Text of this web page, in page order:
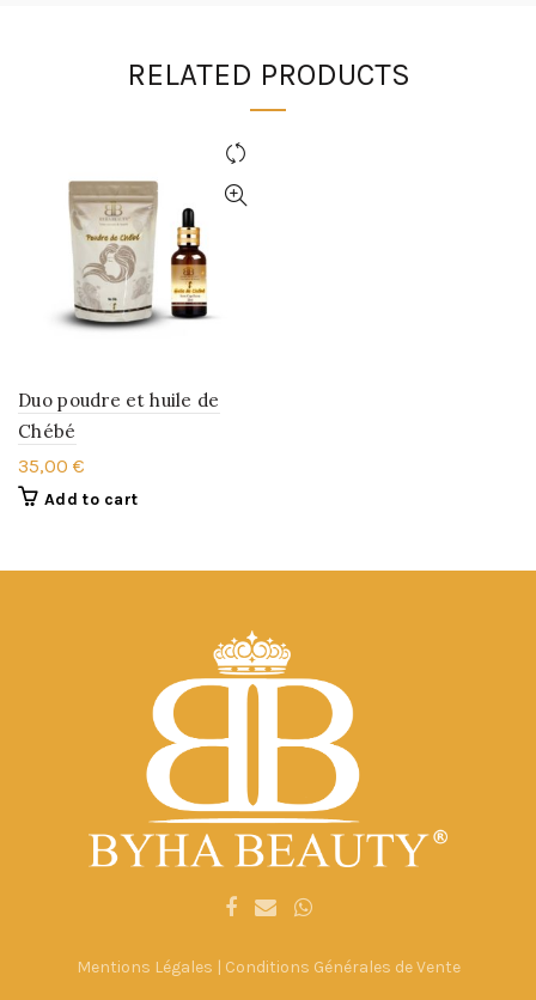
RELATED PRODUCTS
Duo poudre et huile de
Chébé
35,00 €
Add to cart
Mentions Légales | Conditions Générales de Vente